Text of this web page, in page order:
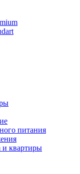
питания
и квартиры